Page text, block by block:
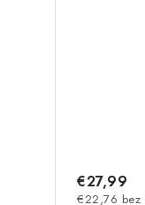
€22,76 bez
€27,99